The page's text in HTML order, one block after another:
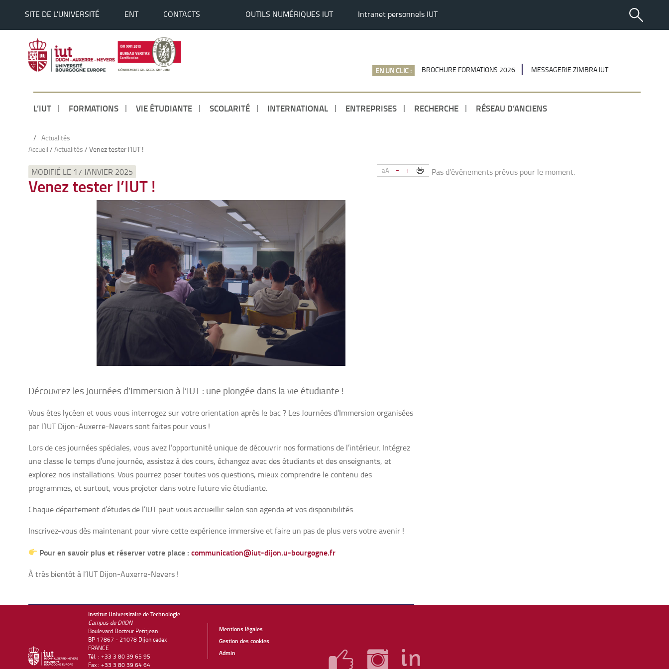
SITE DE L’UNIVERSITÉ ENT CONTACTS OUTILS NUMÉRIQUES IUT Intranet personnels IUT
EN UN CLIC : BROCHURE FORMATIONS 2026 MESSAGERIE ZIMBRA IUT
L’IUT FORMATIONS VIE ÉTUDIANTE SCOLARITÉ INTERNATIONAL ENTREPRISES RECHERCHE RÉSEAU D’ANCIENS
/ Actualités
Accueil / Actualités / Venez tester l’IUT !
aA - +
MODIFIÉ LE 17 JANVIER 2025
Venez tester l’IUT !
Découvrez les Journées d’Immersion à l’IUT : une plongée dans la vie étudiante !
Vous êtes lycéen et vous vous interrogez sur votre orientation après le bac ? Les Journées d’Immersion organisées
par l’IUT Dijon-Auxerre-Nevers sont faites pour vous !
Lors de ces journées spéciales, vous avez l’opportunité unique de découvrir nos formations de l’intérieur. Intégrez
une classe le temps d’une journée, assistez à des cours, échangez avec des étudiants et des enseignants, et
explorez nos installations. Vous pourrez poser toutes vos questions, mieux comprendre le contenu des
programmes, et surtout, vous projeter dans votre future vie étudiante.
Chaque département d’études de l’IUT peut vous accueillir selon son agenda et vos disponibilités.
Inscrivez-vous dès maintenant pour vivre cette expérience immersive et faire un pas de plus vers votre avenir !
Pour en savoir plus et réserver votre place :communication@iut-dijon.u-bourgogne.fr
À très bientôt à l’IUT Dijon-Auxerre-Nevers !
Pas d'évènements prévus pour le moment.
Institut Universitaire de Technologie
Campus de DIJON
Boulevard Docteur Petitjean
BP 17867 - 21078 Dijon cedex
FRANCE
Tél. : +33 3 80 39 65 95
Fax : +33 3 80 39 64 64
Mentions légales
Gestion des cookies
Admin